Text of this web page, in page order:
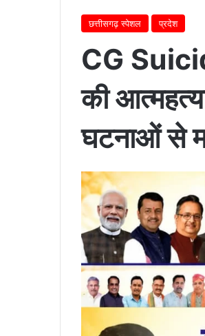
छत्तीसगढ़ स्पेशल प्रदेश
CG
की
घटनाओं से